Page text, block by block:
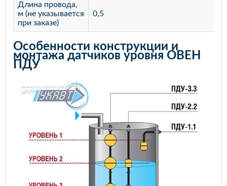
Длина провода,
м (не указывается
при заказе)
0,5
Особенности конструкции и
монтажа датчиков уровня ОВЕН
ПДУ